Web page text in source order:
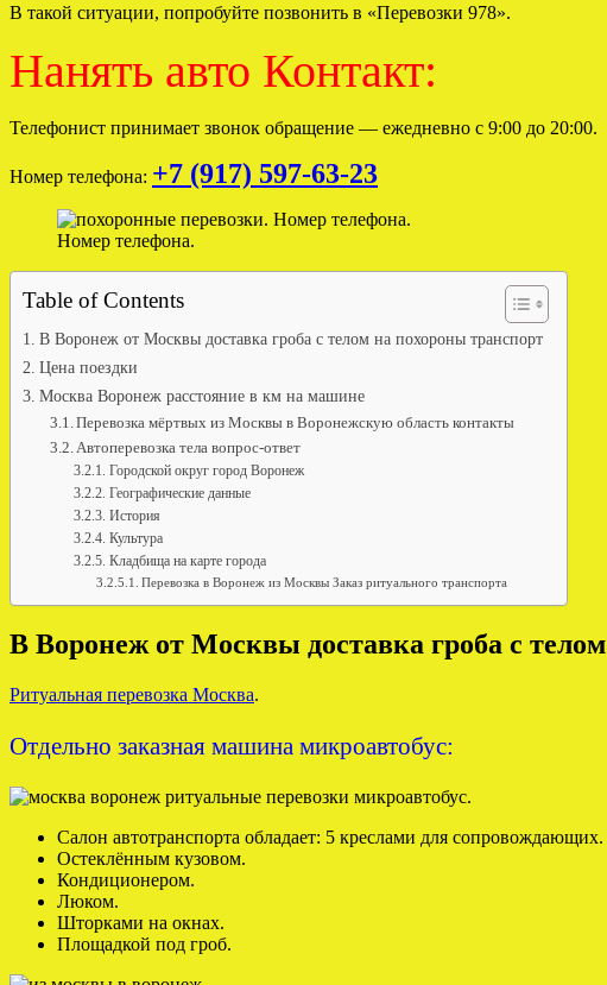
В такой ситуации, попробуйте позвонить в «Перевозки 978».
Нанять авто Контакт:
Телефонист принимает звонок обращение — ежедневно с 9:00 до 20:00.
Номер телефона: +7 (917) 597-63-23
Номер телефона.
Table of Contents
В Воронеж от Москвы доставка гроба с телом на похороны транспорт
Цена поездки
Москва Воронеж расстояние в км на машине
Перевозка мёртвых из Москвы в Воронежскую область контакты
Автоперевозка тела вопрос-ответ
Городской округ город Воронеж
Географические данные
История
Культура
Кладбища на карте города
Перевозка в Воронеж из Москвы Заказ ритуального транспорта
В Воронеж от Москвы доставка гроба с
Ритуальная перевозка Москва.
Отдельно заказная машина микроавтобус:
Салон автотранспорта обладает: 5 креслами для сопровождающих.
Остеклённым кузовом.
Кондиционером.
Люком.
Шторками на окнах.
Площадкой под гроб.